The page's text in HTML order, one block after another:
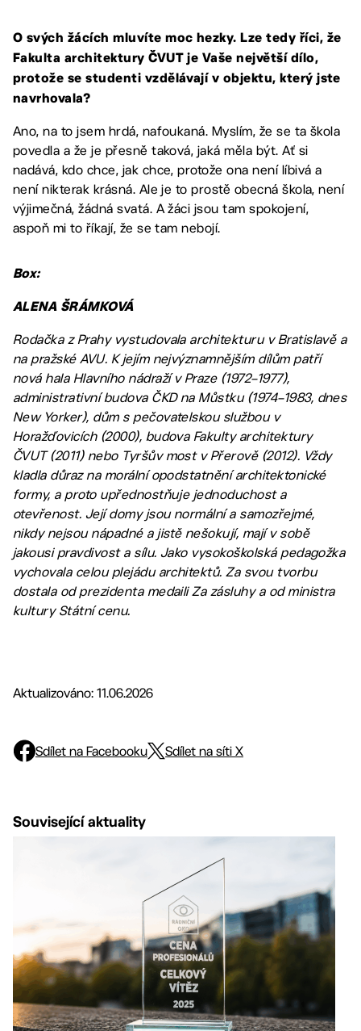
O svých žácích mluvíte moc hezky. Lze tedy říci, že
Fakulta architektury ČVUT je Vaše největší dílo,
protože se studenti vzdělávají v objektu, který jste
navrhovala?
Ano, na to jsem hrdá, nafoukaná. Myslím, že se ta škola
povedla a že je přesně taková, jaká měla být. Ať si
nadává, kdo chce, jak chce, protože ona není líbivá a
není nikterak krásná. Ale je to prostě obecná škola, není
výjimečná, žádná svatá. A žáci jsou tam spokojení,
aspoň mi to říkají, že se tam nebojí.
Box:
ALENA ŠRÁMKOVÁ
Rodačka z Prahy vystudovala architekturu v Bratislavě a
na pražské AVU. K jejím nejvýznamnějším dílům patří
nová hala Hlavního nádraží v Praze (1972–1977),
administrativní budova ČKD na Můstku (1974–1983, dnes
New Yorker), dům s pečovatelskou službou v
Horažďovicích (2000), budova Fakulty architektury
ČVUT (2011) nebo Tyršův most v Přerově (2012). Vždy
kladla důraz na morální opodstatnění architektonické
formy, a proto upřednostňuje jednoduchost a
otevřenost. Jejídomy jsou normální a samozřejmé,
nikdy nejsou nápadné a jistě nešokují, mají v sobě
jakousi pravdivost a sílu. Jako vysokoškolská pedagožka
vychovala celou plejádu architektů. Za svou tvorbu
dostala od prezidenta medaili Za zásluhy a od ministra
kultury Státní cenu.
Aktualizováno: 11.06.2026
Sdílet na Facebooku Sdílet na síti X
Související aktuality